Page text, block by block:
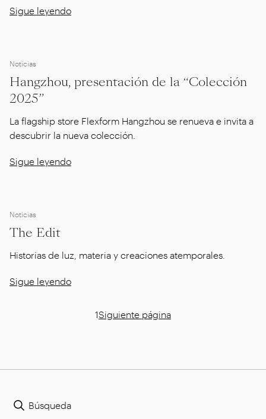
Sigue leyendo
Noticias
Hangzhou, presentación de la “Colección
2025”
La flagship store Flexform Hangzhou se renueva e invita a
descubrir la nueva colección.
Sigue leyendo
Noticias
The Edit
Historias de luz, materia y creaciones atemporales.
Sigue leyendo
1Siguiente página
Búsqueda